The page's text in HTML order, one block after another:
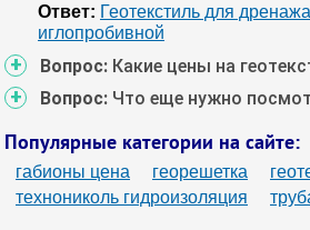
Ответ: Геотекстиль для дренажа
иглопробивной
Вопрос: Какие цены на
Вопрос: Что еще нужно
Популярные категории на сайте:
габионы цена георешетка
технониколь гидроизоляция